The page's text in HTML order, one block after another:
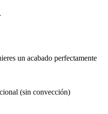
un acabado perfectamente
(sin convección)